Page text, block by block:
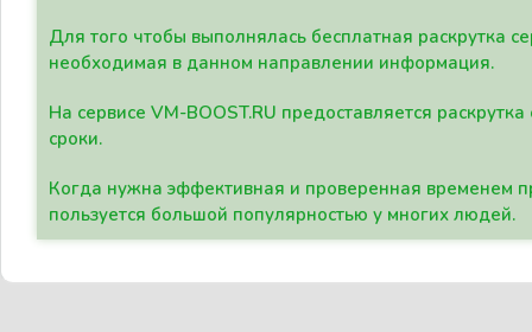
Для того чтобы выполнялась бесплатная раскрутка
необходимая в данном направлении информация.
На сервисе VM-BOOST.RU предоставляется
сроки.
Когда нужна эффективная и проверенная временем
пользуется большой популярностью у многих людей.